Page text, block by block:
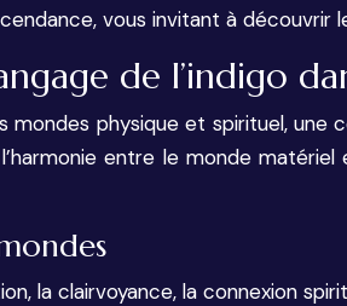
vous invitant à
de l’indigo
mondes physique et spirituel,
entre le monde
la clairvoyance, la connexion